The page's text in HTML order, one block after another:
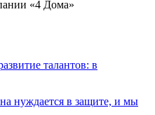
«4 Дома»
талантов: в
нуждается в защите, и мы